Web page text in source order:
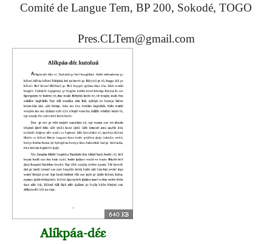
Comité de Langue Tem, BP 200, Sokodé, TOGO
Pres.CLTem@gmail.com
640 KB
Alíkpáa-dɛ́ɛ